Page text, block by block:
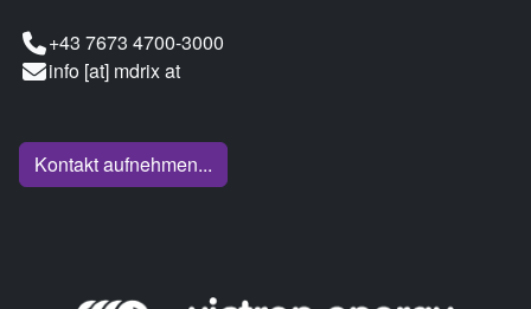
+43 7673 4700-3000
info [at] mdrix at
Kontakt aufnehmen...